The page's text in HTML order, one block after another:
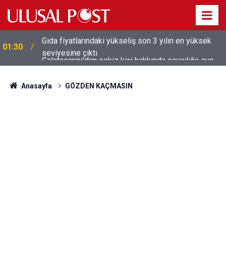
01:26
Galatasaray'dan sekiz kişi hakkında savcılığa suç
duyurusu
Anasayfa GÖZDEN KAÇMASIN